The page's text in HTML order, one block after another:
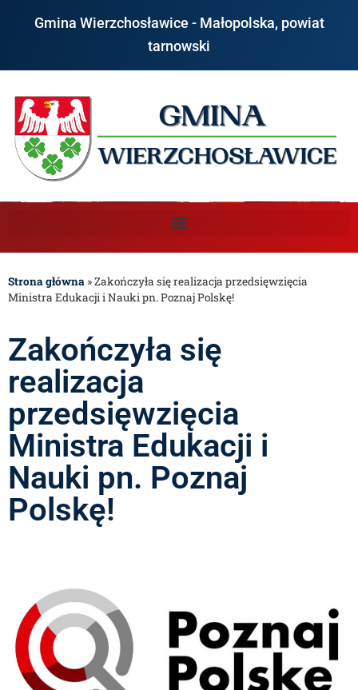
Gmina Wierzchosławice - Małopolska, powiat
tarnowski
Strona główna »Zakończyła się realizacja przedsięwzięcia
Ministra Edukacji i Nauki pn. Poznaj Polskę!
Zakończyła się
realizacja
przedsięwzięcia
Ministra Edukacji i
Nauki pn. Poznaj
Polskę!